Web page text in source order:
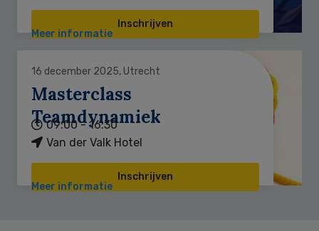
Inschrijven
Meer informatie
16 december 2025, Utrecht
Masterclass
Teamdynamiek
09:00 - 16:30
Van der Valk Hotel
Inschrijven
Meer informatie